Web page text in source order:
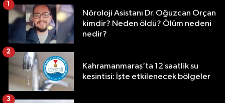
Nöroloji Asistanı Dr. Oğuzcan Orçan
kimdir? Neden öldü? Ölüm nedeni
nedir?
1
Kahramanmaraş’ta 12 saatlik su
kesintisi: İşte etkilenecek bölgeler
2
3